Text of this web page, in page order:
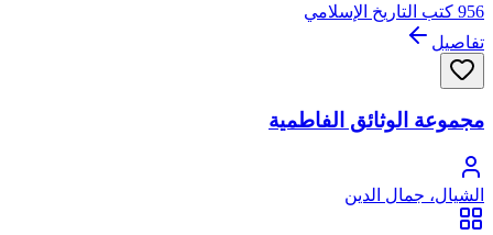
956 كتب التاريخ الإسلامي
تفاصيل
مجموعة الوثائق الفاطمية
الشيال، جمال الدين